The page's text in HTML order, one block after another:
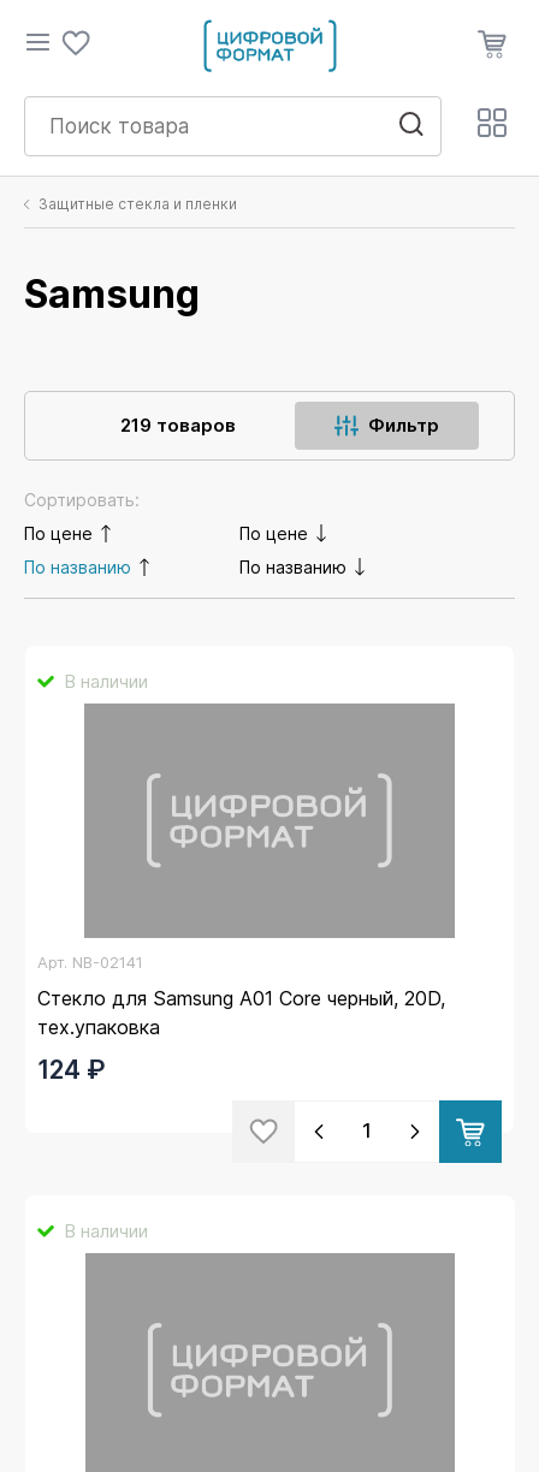
Защитные стекла и пленки
Samsung
219 товаров Фильтр
Сортировать:
По цене
По цене
По названию
По названию
В наличии
Арт. NB-02141
Стекло для Samsung A01 Core черный, 20D,
тех.упаковка
124 ₽
В наличии